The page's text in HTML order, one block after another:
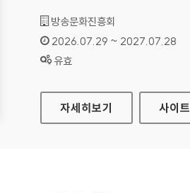
기관명 :
방송문화진흥회
인증기간 :
2026.07.29 ~ 2027.07.28
상태 :
유효
방송문화진흥회
자세히보기 사이트